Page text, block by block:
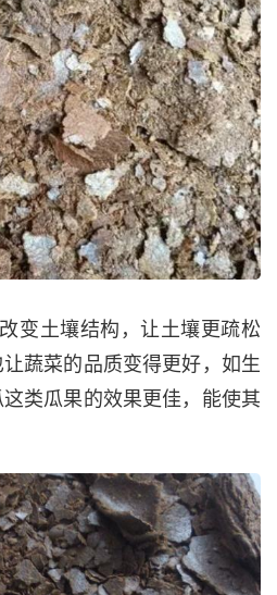
变土壤结构，让土壤更疏松
蔬菜的品质变得更好，如生
类瓜果的效果更佳，能使其